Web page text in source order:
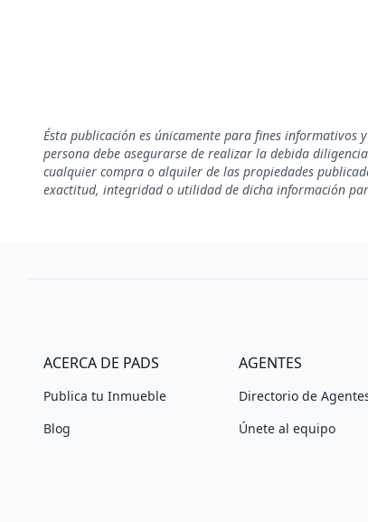
Ésta publicación es únicamente para fines
persona debe asegurarse de realizar la debida
cualquier compra o alquiler de las propiedades
exactitud, integridad o utilidad de dicha información
ACERCA DE PADS
Publica tu Inmueble
Blog
AGENTES
Directorio de
Únete al equipo